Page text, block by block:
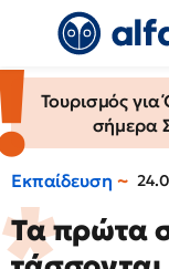
Τουρισμός
σήμερα
Εκπαίδευση
Τα πρώτα